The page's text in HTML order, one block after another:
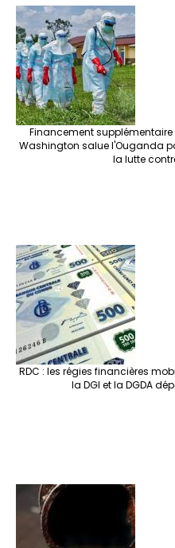
Financement supplémentaire
Washington salue l'Ouganda
la lutte
RDC : les régies financières
la DGI et la DGDA